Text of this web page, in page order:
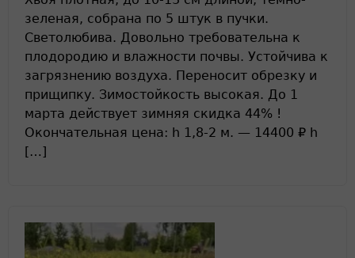
зеленая, собрана по 5 штук в пучки.
Светолюбива. Довольно требовательна к
плодородию и влажности почвы. Устойчива к
загрязнению воздуха. Переносит обрезку и
прищипку. Зимостойкость высокая. До 1
марта действует зимняя скидка 44% !
Окончательная цена: h 1,8-2 м. — 14400 ₽ h
[…]